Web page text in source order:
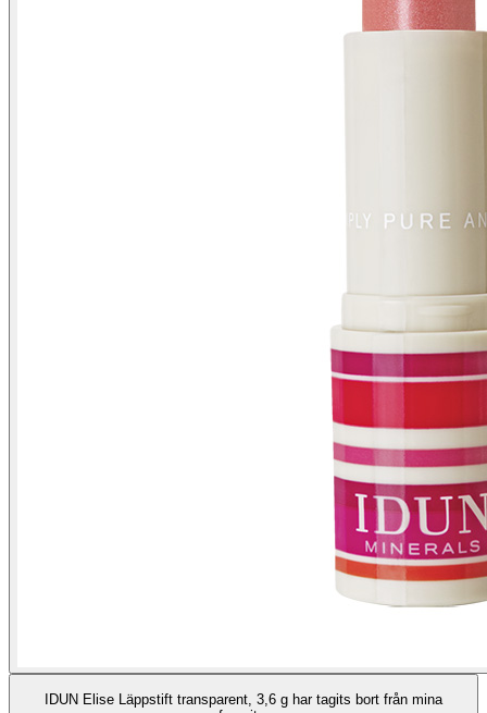
IDUN Elise Läppstift transparent, 3,6 g har tagits bort från mina